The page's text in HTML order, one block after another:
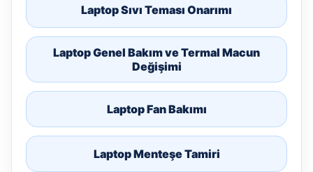
Laptop Sıvı Teması Onarımı
Laptop Genel Bakım ve Termal Macun
Değişimi
Laptop Fan Bakımı
Laptop Menteşe Tamiri